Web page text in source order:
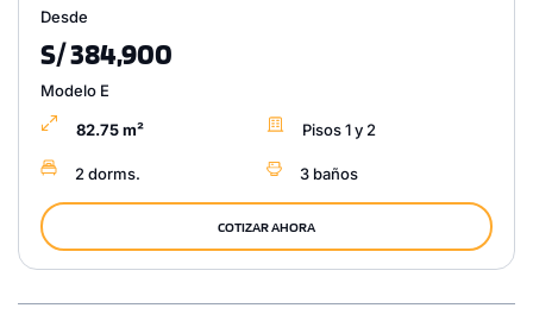
Desde
S/ 384,900
Modelo E
82.75 m² Pisos 1 y 2
2 dorms. 3 baños
COTIZAR AHORA